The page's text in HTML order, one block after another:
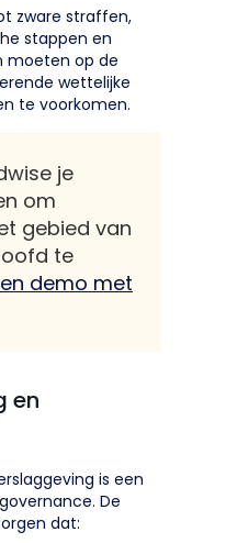
zware straffen,
stappen en
moeten op de
wettelijke
te voorkomen.
je
om
gebied van
te
demo met
en
is een
De
dat: